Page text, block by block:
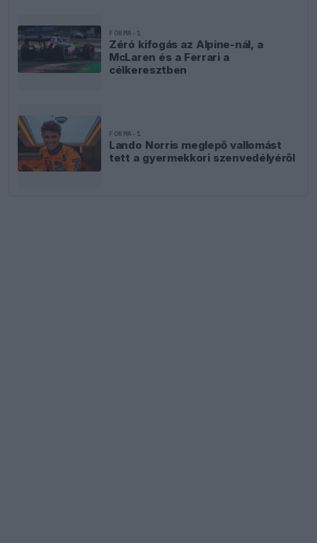
FORMA-1
Zéró kifogás az Alpine-nál, a
McLaren és a Ferrari a
célkeresztben
FORMA-1
Lando Norris meglepő vallomást
tett a gyermekkori szenvedélyéről